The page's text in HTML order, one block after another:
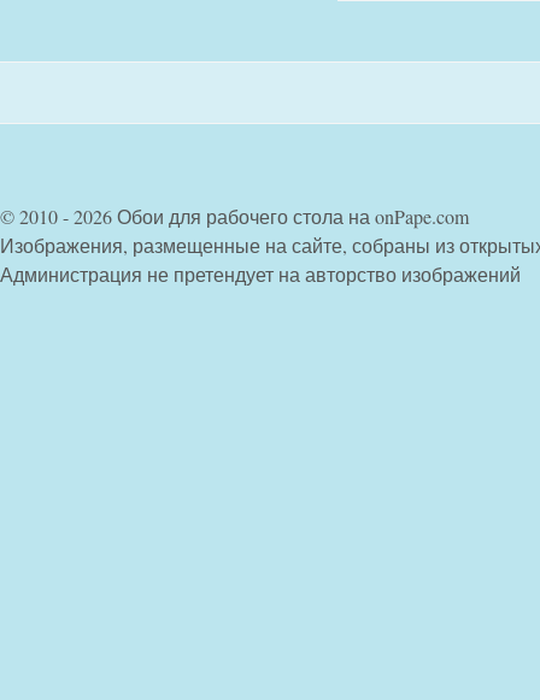
© 2010 - 2026 Обои для рабочего стола на onPape.com
Изображения, размещенные на сайте, собраны из
Администрация не претендует на авторство изображений